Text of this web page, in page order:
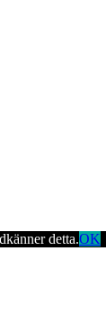
detta.OK